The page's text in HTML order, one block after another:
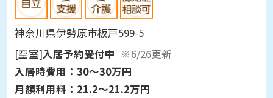
神奈川県伊勢原市板戸599-5
[空室]入居予約受付中 ※6/26更新
入居時費用： 30～30万円
月額利用料： 21.2～21.2万円